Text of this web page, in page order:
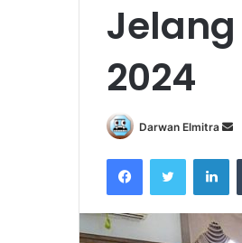
2024
Darwan Elmitra
FacebookTwitter